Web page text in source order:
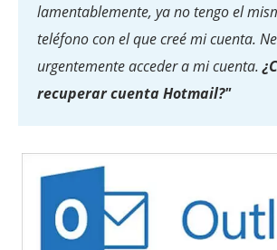
lamentablemente, ya no tengo el
teléfono con el que creé mi cuenta.
urgentemente acceder a mi cuenta.
recuperar cuenta Hotmail?"